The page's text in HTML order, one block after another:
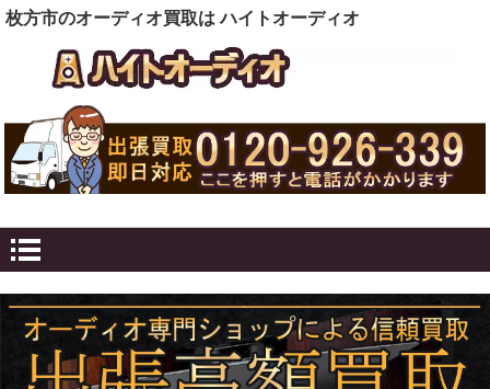
枚方市のオーディオ買取は ハイトオーディオ